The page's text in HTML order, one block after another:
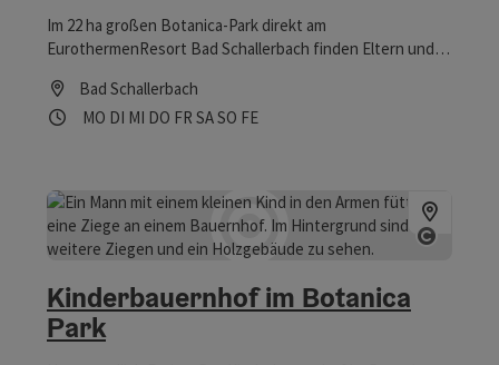
Im 22 ha großen Botanica-Park direkt am
EurothermenResort Bad Schallerbach finden Eltern und
Kurpark, 2009 Schauplatz der oberösterreichischen
Landesgartenschau Botanica, ist abwechslungsreich und
Ponyreiten (Juli - September).
Bad Schallerbach
Öffnungszeiten
MO Montag geöffnet
DI Dienstag geöffnet
MI Mittwoch geöffnet
DO Donnerstag geöffnet
FR Freitag geöffnet
SASamstag geöffnet
SO Sonntag geöffnet
FEFeiertag geöffnet
Kinderbauernhof im Botanica
Park